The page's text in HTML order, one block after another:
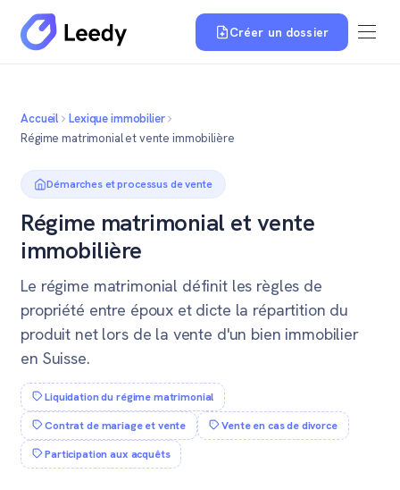
Créer un dossier
Accueil
Lexique immobilier
Régime matrimonial et vente immobilière
Démarches et processus de vente
Régime matrimonial et vente
immobilière
Le régime matrimonial définit les règles de
propriété entre époux et dicte la répartition du
produit net lors de la vente d'un bien immobilier
en Suisse.
Liquidation du régime matrimonial
Contrat de mariage et vente
Vente en cas de divorce
Participation aux acquêts